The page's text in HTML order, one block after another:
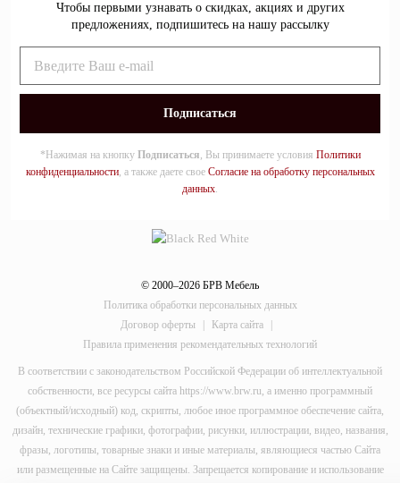
Чтобы первыми узнавать о скидках, акциях и других
предложениях, подпишитесь на нашу рассылку
*Нажимая на кнопку Подписаться, Вы принимаете условия Политики
конфиденциальности, а также даете свое Согласие на обработку персональных
данных.
© 2000–2026 БРВ Мебель
Политика обработки персональных данных
Договор оферты
Карта сайта
Правила применения рекомендательных технологий
В соответствии с законодательством Российской Федерации об интеллектуальной
собственности, все ресурсы сайта https://www.brw.ru, а именно программный
(объектный/исходный) код, скрипты, любое иное программное обеспечение сайта,
дизайн, технические графики, фотографии, рисунки, иллюстрации, видео, названия,
фразы, логотипы, товарные знаки и иные материалы, являющиеся частью Сайта
или размещенные на Сайте защищены. Запрещается копирование и использование